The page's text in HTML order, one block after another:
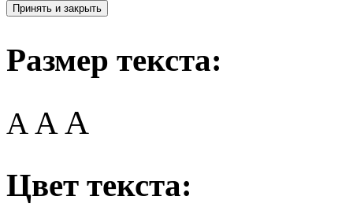
Принять и закрыть
Размер текста:
A AA
Цвет текста: